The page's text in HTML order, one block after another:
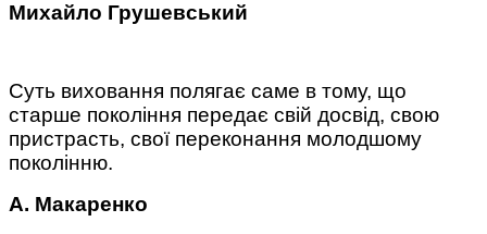
Михайло Грушевський
Суть виховання полягає саме в тому, що
старше покоління передає свій досвід, свою
пристрасть, свої переконання молодшому
поколінню.
А. Макаренко